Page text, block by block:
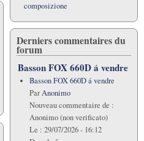
composizione
Derniers commentaires du
forum
Basson FOX 660D á vendre
Basson FOX 660D á vendre
ParAnonimo
Nouveau commentaire de :
Anonimo (non verificato)
Le : 29/07/2026 - 16:12